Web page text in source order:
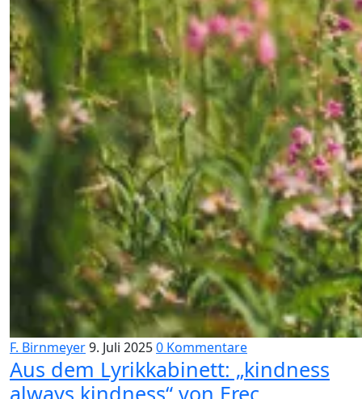
F. Birnmeyer9. Juli 20250 Kommentare
Aus dem Lyrikkabinett: „kindness
always kindness“ von Erec